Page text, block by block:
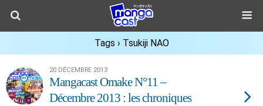
Tags › Tsukiji NAO
20 DÉCEMBRE 2013
Mangacast Omake N°11 –
Décembre 2013 : les chroniques